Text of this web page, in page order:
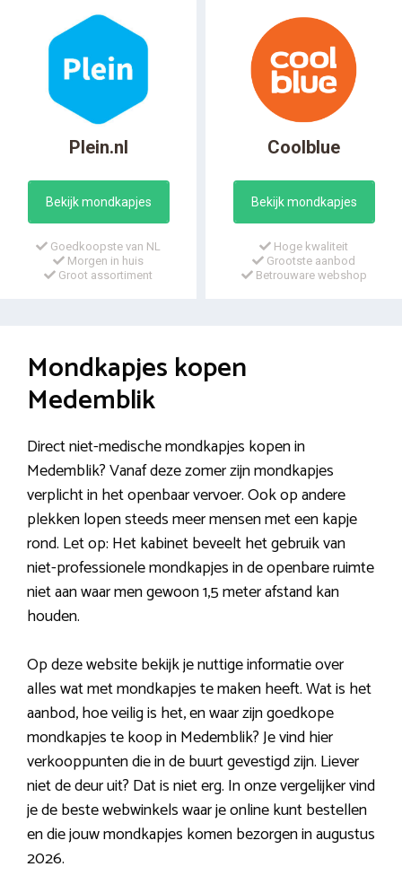
Plein.nl
Bekijk mondkapjes
Goedkoopste van NL
Morgen in huis
Groot assortiment
Coolblue
Bekijk mondkapjes
Hoge kwaliteit
Grootste aanbod
Betrouware webshop
Mondkapjes kopen
Medemblik
Direct niet-medische mondkapjes kopen in
Medemblik? Vanaf deze zomer zijn mondkapjes
verplicht in het openbaar vervoer. Ook op andere
plekken lopen steeds meer mensen met een kapje
rond. Let op: Het kabinet beveelt het gebruik van
niet-professionele mondkapjes in de openbare ruimte
niet aan waar men gewoon 1,5 meter afstand kan
houden.
Op deze website bekijk je nuttige informatie over
alles wat met mondkapjes te maken heeft. Wat is het
aanbod, hoe veilig is het, en waar zijn goedkope
mondkapjes te koop in Medemblik? Je vind hier
verkooppunten die in de buurt gevestigd zijn. Liever
niet de deur uit? Dat is niet erg. In onze vergelijker vind
je de beste webwinkels waar je online kunt bestellen
en die jouw mondkapjes komen bezorgen in augustus
2026.